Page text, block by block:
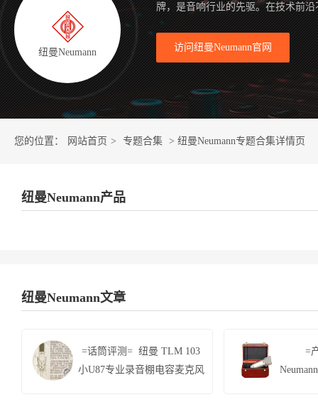
牌，是音响行业的先驱。在技术前
访问纽曼Neumann官网
纽曼Neumann
您的位置： 网站首页 > 专题合集 > 纽曼Neumann专题合集详情页
纽曼Neumann产品
纽曼Neumann文章
=话筒评测= 纽曼 TLM 103
小U87专业录音棚电容麦克风
=